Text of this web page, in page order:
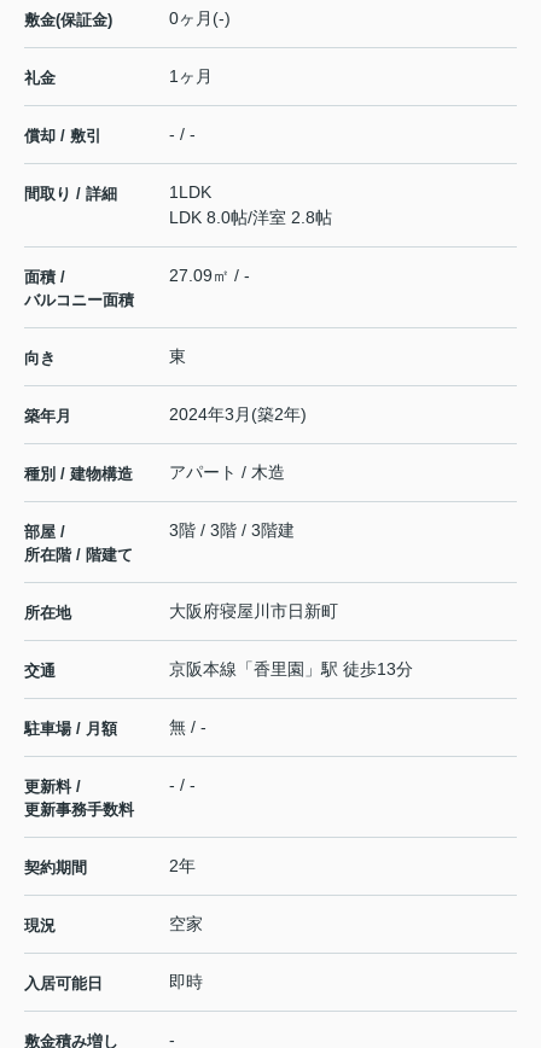
敷金(保証金) 0ヶ月(-)
礼金 1ヶ月
償却 / 敷引 - / -
間取り / 詳細
1LDK
LDK 8.0帖/洋室 2.8帖
面積 /
バルコニー面積
27.09㎡ / -
向き 東
築年月 2024年3月(築2年)
種別 / 建物構造 アパート / 木造
部屋 /
所在階 / 階建て
3階 / 3階 / 3階建
所在地 大阪府寝屋川市日新町
交通 京阪本線 「香里園 」駅 徒歩13分
駐車場 / 月額 無 / -
更新料 /
更新事務手数料
- / -
契約期間 2年
現況 空家
入居可能日 即時
敷金積み増し -